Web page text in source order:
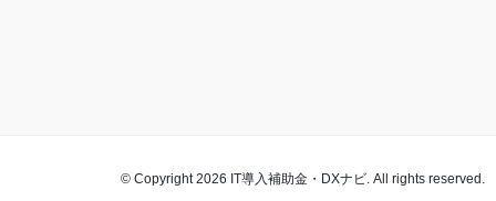
© Copyright 2026 IT導入補助金・DXナビ. All rights reserved.